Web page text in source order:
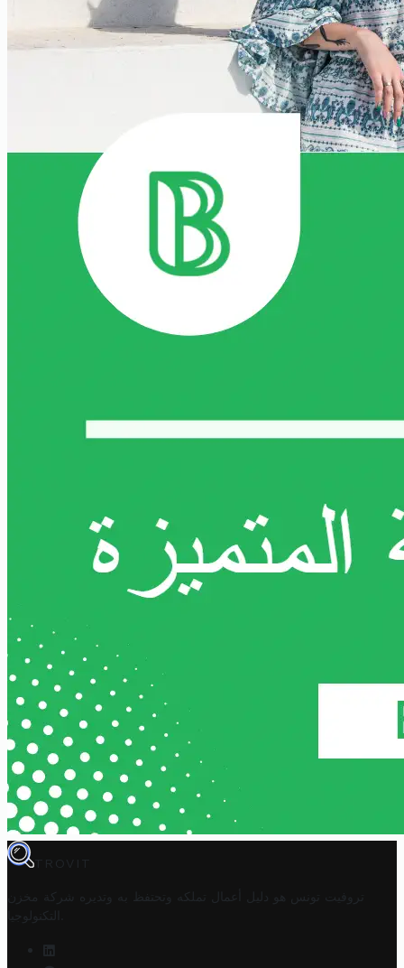
TROVIT
تروفيت تونس هو دليل أعمال تملكه وتحتفظ به وتديره
شركة مخزن
التكنولوجيا